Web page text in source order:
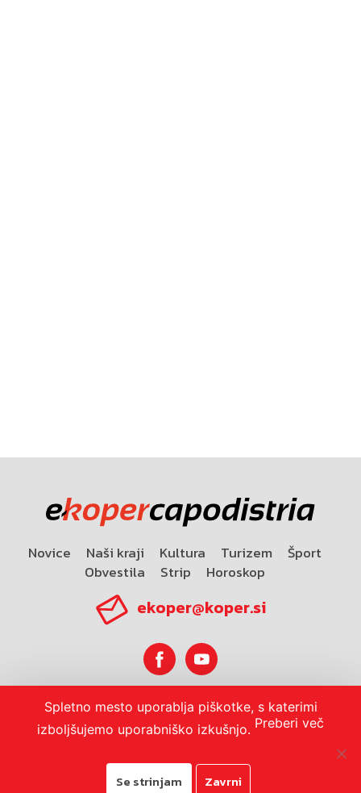
Novice Naši kraji Kultura Turizem
Šport
Obvestila
Strip Horoskop
ekoper@koper.si
Horoskop
Spletno mesto uporablja piškotke, s katerimi
izboljšujemo uporabniško izkušnjo. Preberi več
Se strinjam Zavrni